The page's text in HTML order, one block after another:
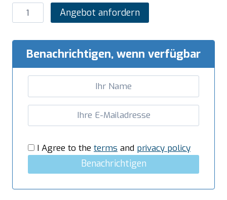
SARO
Mobiler
1000x600x850mm
Menge
Angebot anfordern
Benachrichtigen, wenn verfügbar
I Agree to the terms and privacy policy
Benachrichtigen